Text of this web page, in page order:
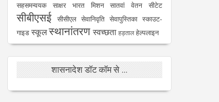
सहसमन्वयक
साक्षर भारत मिशन सातवां वेतन सीटेट
सीबीएसई सीसीएल सेवानिवृति सेवापुस्तिका स्काउट-
गाइड स्कूलस्थानांतरण स्वच्छता हड़तालहेल्पलाइन
शासनादेश डॉट कॉम से ...